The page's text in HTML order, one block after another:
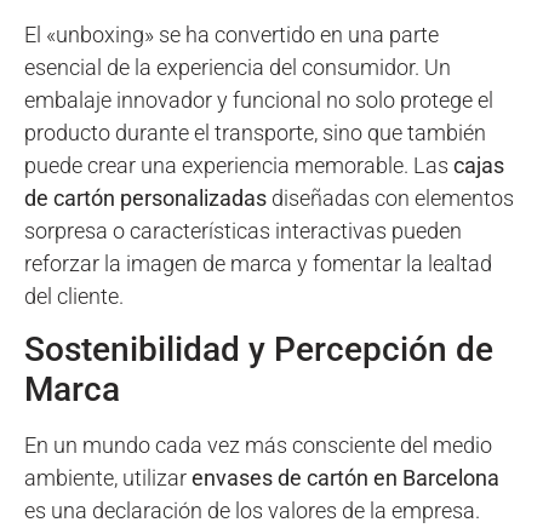
El «unboxing» se ha convertido en una parte
esencial de la experiencia del consumidor. Un
embalaje innovador y funcional no solo protege el
producto durante el transporte, sino que también
puede crear una experiencia memorable. Las cajas
de cartón personalizadas diseñadas con elementos
sorpresa o características interactivas pueden
reforzar la imagen de marca y fomentar la lealtad
del cliente.
Sostenibilidad y Percepción de
Marca
En un mundo cada vez más consciente del medio
ambiente, utilizarenvases de cartón en Barcelona
es una declaración de los valores de la empresa.